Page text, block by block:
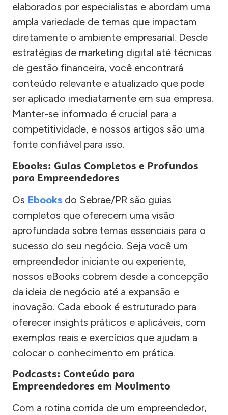
elaborados por especialistas e abordam uma
ampla variedade de temas que impactam
diretamente o ambiente empresarial. Desde
estratégias de marketing digital até técnicas
de gestão financeira, você encontrará
conteúdo relevante e atualizado que pode
ser aplicado imediatamente em sua empresa.
Manter-se informado é crucial para a
competitividade, e nossos artigos são uma
fonte confiável para isso.
Ebooks: Guias Completos e Profundos
para Empreendedores
Os Ebooks do Sebrae/PR são guias
completos que oferecem uma visão
aprofundada sobre temas essenciais para o
sucesso do seu negócio. Seja você um
empreendedor iniciante ou experiente,
nossos eBooks cobrem desde a concepção
da ideia de negócio até a expansão e
inovação. Cada ebook é estruturado para
oferecer insights práticos e aplicáveis, com
exemplos reais e exercícios que ajudam a
colocar o conhecimento em prática.
Podcasts: Conteúdo para
Empreendedores em Movimento
Com a rotina corrida de um empreendedor,